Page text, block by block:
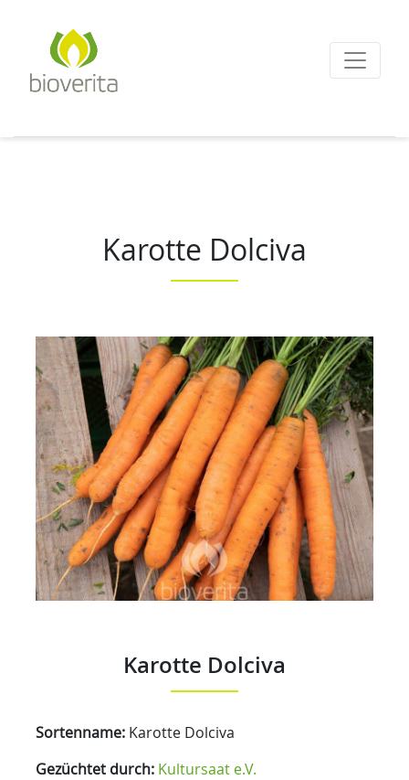
Von der Züchtung bis
Karotte Dolciva
Karotte Dolciva
Sortenname: Karotte Dolciva
Gezüchtet durch: Kultursaat e.V.